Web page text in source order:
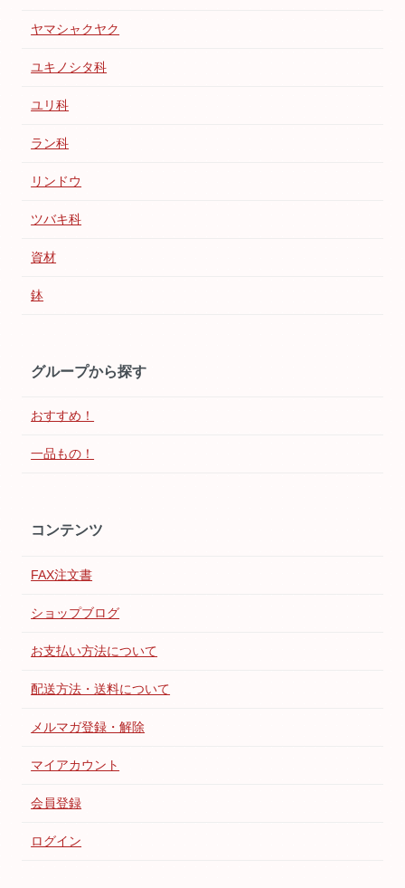
ヤマシャクヤク
ユキノシタ科
ユリ科
ラン科
リンドウ
ツバキ科
資材
鉢
グループから探す
おすすめ！
一品もの！
コンテンツ
FAX注文書
ショップブログ
お支払い方法について
配送方法・送料について
メルマガ登録・解除
マイアカウント
会員登録
ログイン